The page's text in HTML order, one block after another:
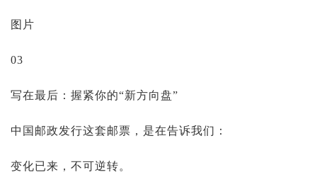
图片
03
写在最后：握紧你的“新方向盘”
中国邮政发行这套邮票，是在告诉我们：
变化已来，不可逆转。